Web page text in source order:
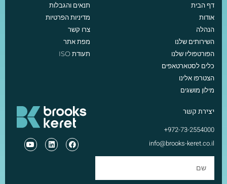
דף הבית
אודות
הנהלה
השירותים שלנו
הפורטפוליו שלנו
כלים לסטארטאפים
הצטרפו אלינו
מילון מושגים
תנאים והגבלות
מדיניות הפרטיות
צרו קשר
מפת אתר
תעודת ISO
יצירת קשר
972-73-2554000+
info@brooks-keret.co.il